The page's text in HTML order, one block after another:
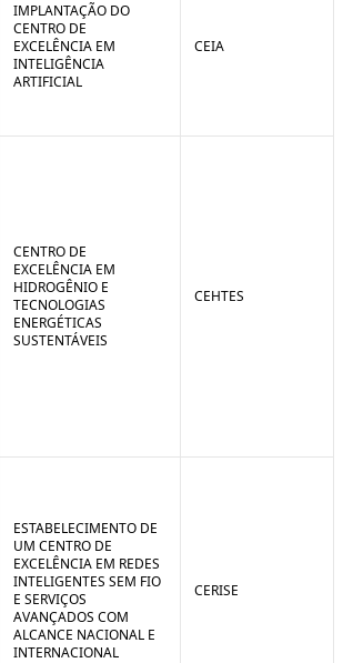
IMPLANTAÇÃO DO
CENTRO DE
EXCELÊNCIA EM
INTELIGÊNCIA
ARTIFICIAL
CEIA
CENTRO DE
EXCELÊNCIA EM
HIDROGÊNIO E
TECNOLOGIAS
ENERGÉTICAS
SUSTENTÁVEIS
CEHTES
ESTABELECIMENTO DE
UM CENTRO DE
EXCELÊNCIA EM REDES
INTELIGENTES SEM FIO
E SERVIÇOS
AVANÇADOS COM
ALCANCE NACIONAL E
INTERNACIONAL
CERISE